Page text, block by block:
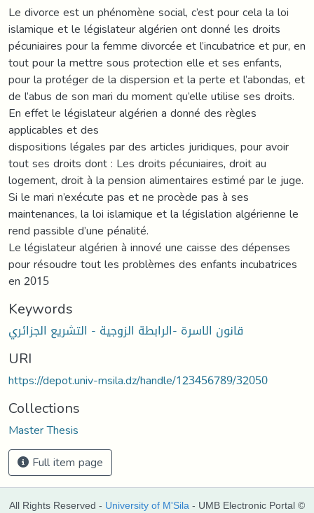
Le divorce est un phénomène social, c’est pour cela la loi
islamique et le législateur algérien ont donné les droits
pécuniaires pour la femme divorcée et l’incubatrice et pur, en
tout pour la mettre sous protection elle et ses enfants,
pour la protéger de la dispersion et la perte et l’abondas, et
de l’abus de son mari du moment qu’elle utilise ses droits.
En effet le législateur algérien a donné des règles
applicables et des
dispositions légales par des articles juridiques, pour avoir
tout ses droits dont : Les droits pécuniaires, droit au
logement, droit à la pension alimentaires estimé par le juge.
Si le mari n’exécute pas et ne procède pas à ses
maintenances, la loi islamique et la législation algérienne le
rend passible d’une pénalité.
Le législateur algérien à innové une caisse des dépenses
pour résoudre tout les problèmes des enfants incubatrices
en 2015
Keywords
قانون الاسرة -الرابطة الزوجية - التشريع الجزائري
URI
https://depot.univ-msila.dz/handle/123456789/32050
Collections
Master Thesis
Full item page
All Rights Reserved - University of M'Sila - UMB Electronic Portal ©